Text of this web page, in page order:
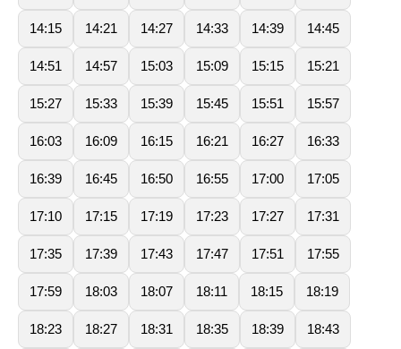
14:15 14:21 14:27 14:33 14:39 14:45
14:51 14:57 15:03 15:09 15:15 15:21
15:27 15:33 15:39 15:45 15:51 15:57
16:03 16:09 16:15 16:21 16:27 16:33
16:39 16:45 16:50 16:55 17:00 17:05
17:10 17:15 17:19 17:23 17:27 17:31
17:35 17:39 17:43 17:47 17:51 17:55
17:59 18:03 18:07 18:11 18:15 18:19
18:23 18:27 18:31 18:35 18:39 18:43